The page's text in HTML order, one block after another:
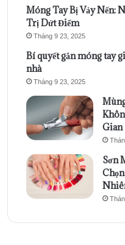
Móng Tay Bị Vảy Nến:
Trị Dứt Điểm
Tháng 9 23, 2025
Bí quyết gắn móng tay
nhà
Tháng 9 23, 2025
Gian
Sơn